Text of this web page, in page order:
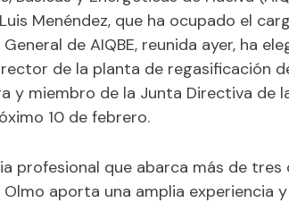
Menéndez, que ha ocupado el
de AIQBE, reunida ayer, ha
de la planta de regasificación
y miembro de la Junta Directiva de
10 de febrero.
profesional que abarca más de tres
Olmo aporta una amplia experiencia